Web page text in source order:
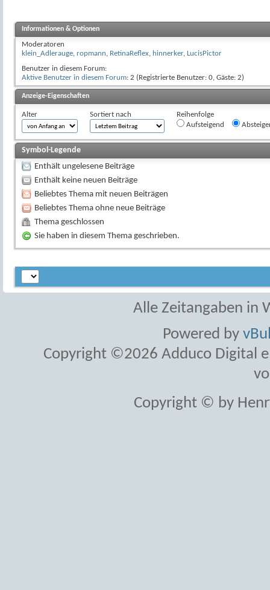
Informationen & Optionen
Moderatoren
klein_Adlerauge, ropmann, RetinaReflex, hinnerker, LucisPictor
Benutzer in diesem Forum:
Aktive Benutzer in diesem Forum: 2 (Registrierte Benutzer: 0, Gäste: 2)
Anzeige-Eigenschaften
Alter Sortiert nach
Reihenfolge
Aufsteigend
Symbol-Legende
Enthält ungelesene Beiträge
Enthält keine neuen Beiträge
Beliebtes Thema mit neuen Beiträgen
Beliebtes Thema ohne neue Beiträge
Thema geschlossen
Sie haben in diesem Thema geschrieben.
Alle Zeitangaben in
Powered by
Copyright ©2026 Adduco Digital
Copyright © by